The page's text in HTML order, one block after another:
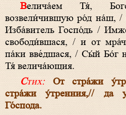
Велича́ем Тя́, Богоро́дице Де́во, /
возвели́чившую ро́д на́ш, /
Изба́витель Госпо́дь /
свободи́вшася, / и от
па́ки вве́дшася, / Сы́й Бо́г
Тя́ велича́ющия.
Стих:От стра́жи
стра́жи у́тренния,// да
Го́спода.